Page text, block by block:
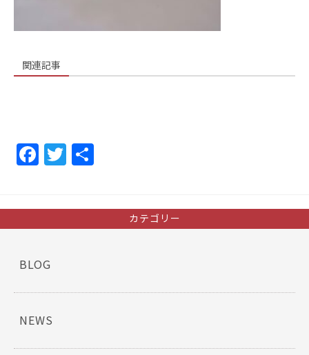
関連記事
F
a
e
o
o
k
T
w
er カテゴリー
BLOG
NEWS